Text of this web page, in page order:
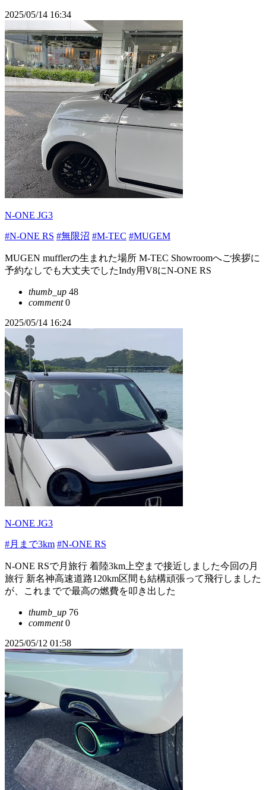
2025/05/14 16:34
N-ONE JG3
#N-ONE RS #無限沼 #M-TEC #MUGEM
MUGEN mufflerの生まれた場所 M-TEC Showroomへご挨拶に
予約なしでも大丈夫でしたIndy用V8にN-ONE RS
thumb_up 48
comment0
2025/05/14 16:24
N-ONE JG3
#月まで3km #N-ONE RS
N-ONE RSで月旅行 着陸3km上空まで接近しました今回の月
旅行 新名神高速道路120km区間も結構頑張って飛行しました
が、これまでで最高の燃費を叩き出した
thumb_up 76
comment0
2025/05/12 01:58